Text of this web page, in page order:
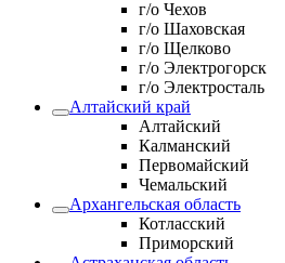
г/о Чехов
г/о Шаховская
г/о Щелково
г/о Электрогорск
г/о Электросталь
Алтайский край
Алтайский
Калманский
Первомайский
Чемальский
Архангельская область
Котласский
Приморский